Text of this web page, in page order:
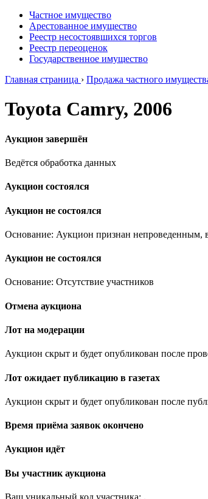
Частное имущество
Арестованное имущество
Реестр несостоявшихся торгов
Реестр переоценок
Государственное имущество
Главная страница › Продажа частного
Toyota Camry, 2006
Аукцион завершён
Ведётся обработка данных
Аукцион состоялся
Аукцион не состоялся
Основание: Аукцион признан непроведенным,
Аукцион не состоялся
Основание: Отсутствие участников
Отмена аукциона
Лот на модерации
Аукцион скрыт и будет опубликован после
Лот ожидает публикацию в газетах
Аукцион скрыт и будет опубликован после
Время приёма заявок окончено
Аукцион идёт
Вы участник аукциона
Ваш уникальный код участника: .